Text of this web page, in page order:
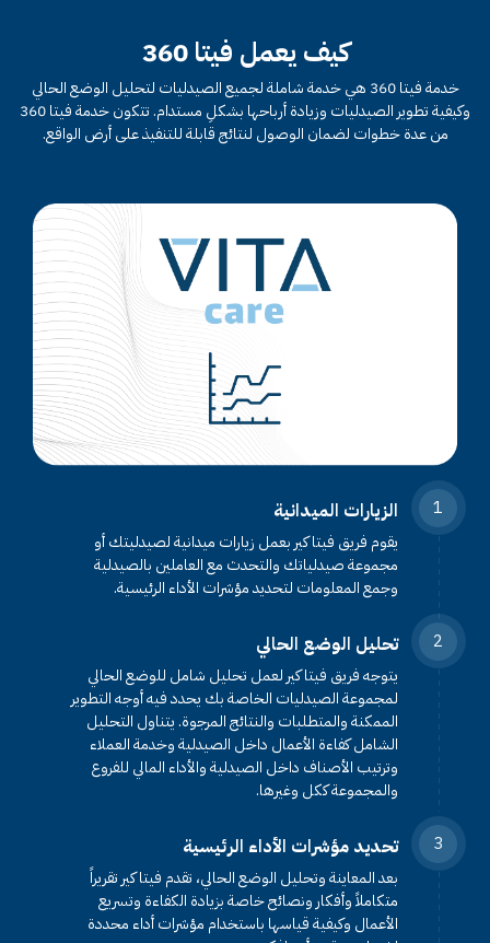
كيف يعمل فيتا 360
خدمة فيتا 360 هي خدمة شاملة لجميع الصيدليات لتحليل الوضع الحالي
وكيفية تطوير الصيدليات وزيادة أرباحها بشكلِ مستدام. تتكون خدمة فيتا 360
من عدة خطوات لضمان الوصول لنتائج قابلة للتنفيذ على أرض الواقع.
1 الزيارات الميدانية
يقوم فريق فيتا كير بعمل زيارات ميدانية لصيدليتك أو
مجموعة صيدلياتك والتحدث مع العاملين بالصيدلية
وجمع المعلومات لتحديد مؤشرات الأداء الرئيسية.
2 تحليل الوضع الحالي
يتوجه فريق فيتا كير لعمل تحليل شامل للوضع الحالي
لمجموعة الصيدليات الخاصة بك يحدد فيه أوجه التطوير
الممكنة والمتطلبات والنتائج المرجوة. يتناول التحليل
الشامل كفاءة الأعمال داخل الصيدلية وخدمة العملاء
وترتيب الأصناف داخل الصيدلية والأداء المالي للفروع
والمجموعة ككل وغيرها.
3 تحديد مؤشرات الأداء الرئيسية
بعد المعاينة وتحليل الوضع الحالي، تقدم فيتا كير تقريراً
متكاملاً وأفكار ونصائح خاصة بزيادة الكفاءة وتسريع
الأعمال وكيفية قياسها باستخدام مؤشرات أداء محددة